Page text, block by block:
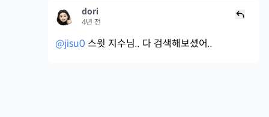
dori
4년 전
@jisu0 스윗 지수님.. 다 검색해보셨어..